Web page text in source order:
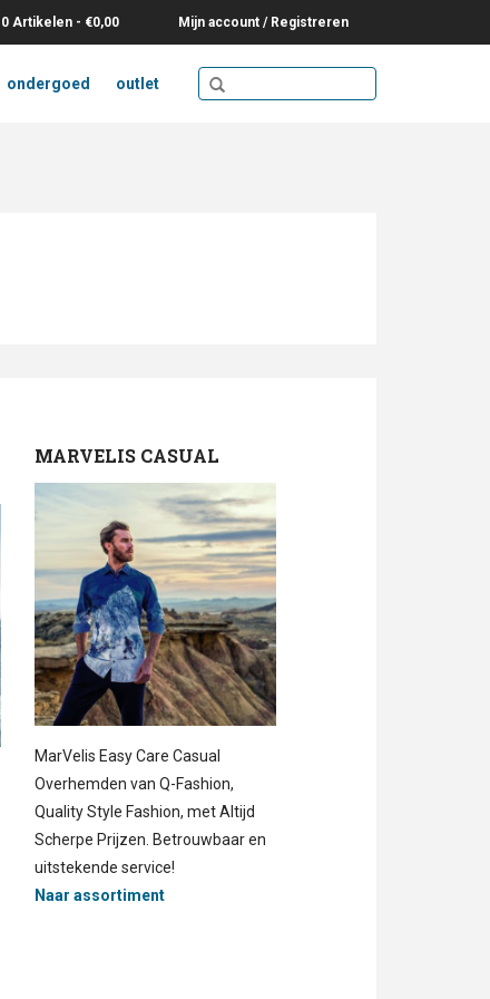
0 Artikelen - €0,00 Mijn account / Registreren
ondergoed outlet
MARVELIS CASUAL
MarVelis Easy Care Casual
Overhemden van Q-Fashion,
Quality Style Fashion, met Altijd
Scherpe Prijzen. Betrouwbaar en
uitstekende service!
Naar assortiment